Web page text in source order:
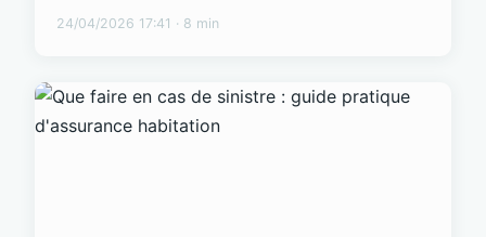
24/04/2026 17:41 · 8 min